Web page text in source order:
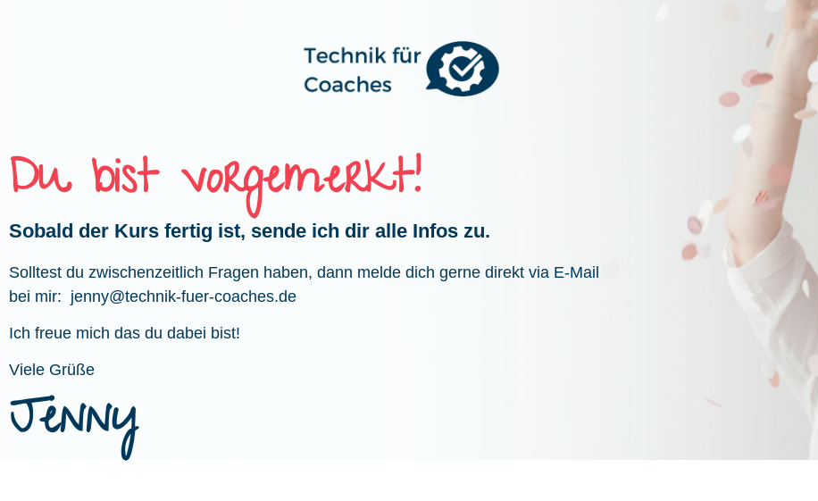
Du bist vorgemerkt!
Sobald der Kurs fertig ist, sende ich dir alle Infos zu.
Solltest du zwischenzeitlich Fragen haben, dann melde dich gerne direkt via E-Mail
bei mir: jenny@technik-fuer-coaches.de
Ich freue mich das du dabei bist!
Viele Grüße
Jenny